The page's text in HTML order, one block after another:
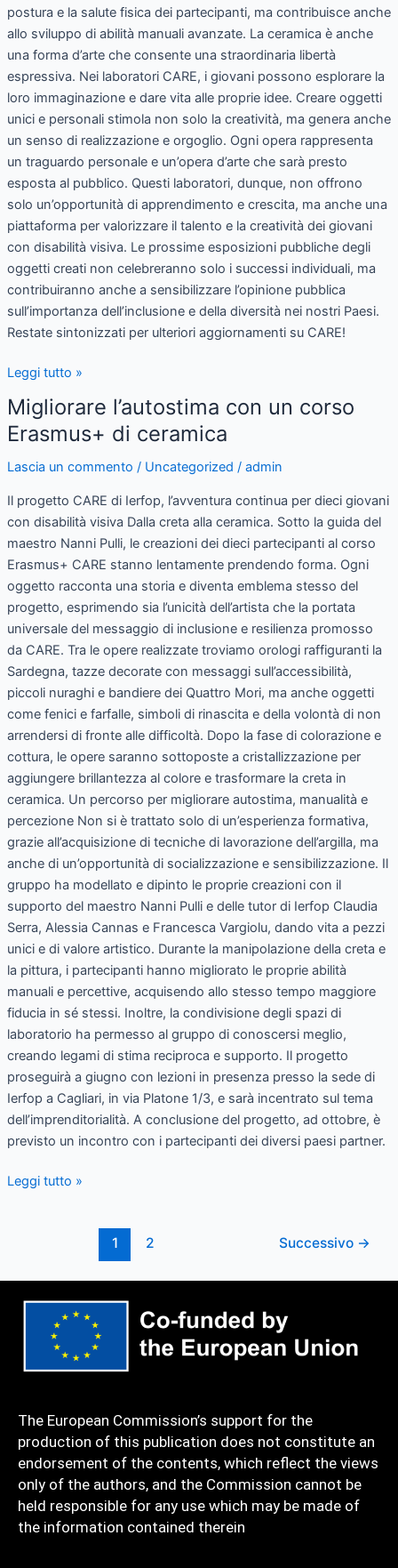
postura e la salute fisica dei partecipanti, ma contribuisce anche
allo sviluppo di abilità manuali avanzate. La ceramica è anche
una forma d’arte che consente una straordinaria libertà
espressiva. Nei laboratori CARE, i giovani possono esplorare la
loro immaginazione e dare vita alle proprie idee. Creare oggetti
unici e personali stimola non solo la creatività, ma genera anche
un senso di realizzazione e orgoglio. Ogni opera rappresenta
un traguardo personale e un’opera d’arte che sarà presto
esposta al pubblico. Questi laboratori, dunque, non offrono
solo un’opportunità di apprendimento e crescita, ma anche una
piattaforma per valorizzare il talento e la creatività dei giovani
con disabilità visiva. Le prossime esposizioni pubbliche degli
oggetti creati non celebreranno solo i successi individuali, ma
contribuiranno anche a sensibilizzare l’opinione pubblica
sull’importanza dell’inclusione e della diversità nei nostri Paesi.
Restate sintonizzati per ulteriori aggiornamenti su CARE!
Leggi tutto »
Migliorare l’autostima con un corso
Erasmus+ di ceramica
Lascia un commento / Uncategorized / admin
Il progetto CARE di Ierfop, l’avventura continua per dieci giovani
con disabilità visiva Dalla creta alla ceramica. Sotto la guida del
maestro Nanni Pulli, le creazioni dei dieci partecipanti al corso
Erasmus+ CARE stanno lentamente prendendo forma. Ogni
oggetto racconta una storia e diventa emblema stesso del
progetto, esprimendo sia l’unicità dell’artista che la portata
universale del messaggio di inclusione e resilienza promosso
da CARE. Tra le opere realizzate troviamo orologi raffiguranti la
Sardegna, tazze decorate con messaggi sull’accessibilità,
piccoli nuraghi e bandiere dei Quattro Mori, ma anche oggetti
come fenici e farfalle, simboli di rinascita e della volontà di non
arrendersi di fronte alle difficoltà. Dopo la fase di colorazione e
cottura, le opere saranno sottoposte a cristallizzazione per
aggiungere brillantezza al colore e trasformare la creta in
ceramica. Un percorso per migliorare autostima, manualità e
percezione Non si è trattato solo di un’esperienza formativa,
grazie all’acquisizione di tecniche di lavorazione dell’argilla, ma
anche di un’opportunità di socializzazione e sensibilizzazione. Il
gruppo ha modellato e dipinto le proprie creazioni con il
supporto del maestro Nanni Pulli e delle tutor di Ierfop Claudia
Serra, Alessia Cannas e Francesca Vargiolu, dando vita a pezzi
unici e di valore artistico. Durante la manipolazione della creta e
la pittura, i partecipanti hanno migliorato le proprie abilità
manuali e percettive, acquisendo allo stesso tempo maggiore
fiducia in sé stessi. Inoltre, la condivisione degli spazi di
laboratorio ha permesso al gruppo di conoscersi meglio,
creando legami di stima reciproca e supporto. Il progetto
proseguirà a giugno con lezioni in presenza presso la sede di
Ierfop a Cagliari, in via Platone 1/3, e sarà incentrato sul tema
dell’imprenditorialità. A conclusione del progetto, ad ottobre, è
previsto un incontro con i partecipanti dei diversi paesi partner.
Migliorare
l’autostima
con
un
Erasmus+
di
ceramica
Leggi tutto »
1 2 Successivo →
The European Commission’s support for the
production of this publication does not constitute an
endorsement of the contents, which reflect the views
only of the authors, and the Commission cannot be
held responsible for any use which may be made of
the information contained therein